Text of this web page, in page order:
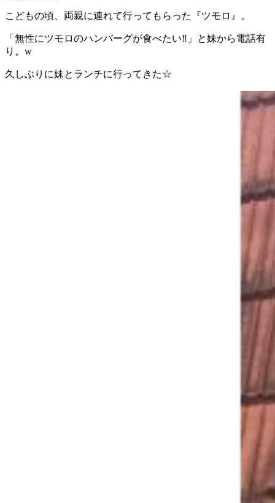
こどもの頃、両親に連れて行ってもらった『ツモロ』。
「無性にツモロのハンバーグが食べたい‼︎」と妹から電話有
り。w
久しぶりに妹とランチに行ってきた☆